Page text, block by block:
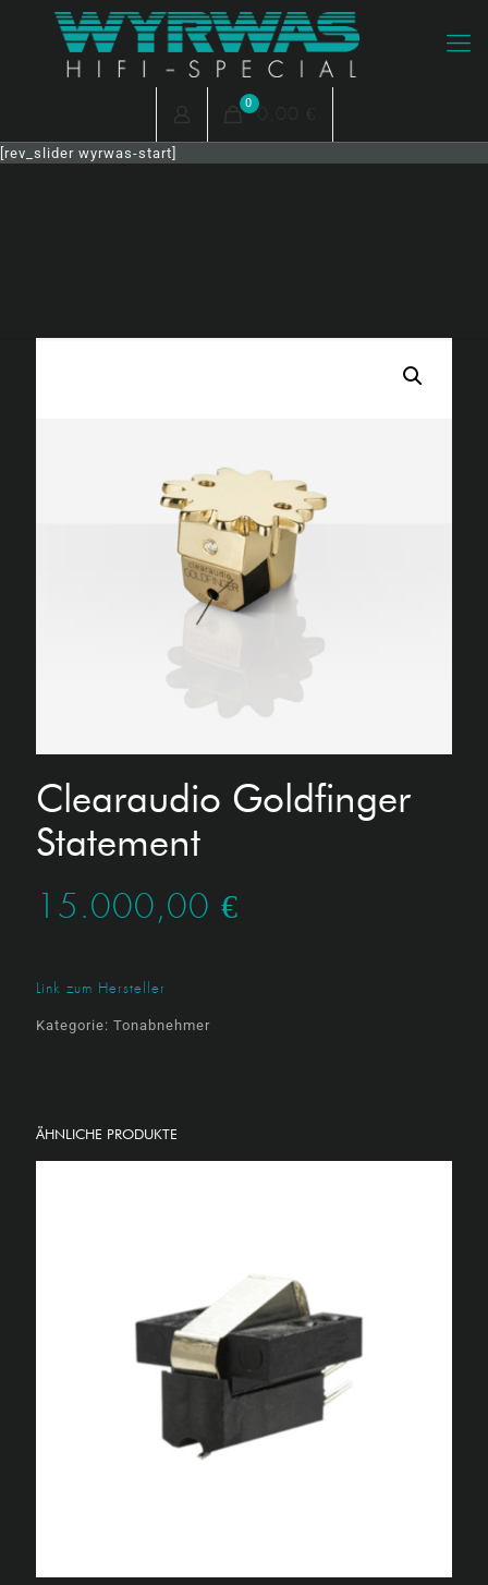
0 0,00 €
[rev_slider wyrwas-start]
Clearaudio Goldfinger
Statement
15.000,00 €
Link zum Hersteller
Kategorie: Tonabnehmer
ÄHNLICHE PRODUKTE